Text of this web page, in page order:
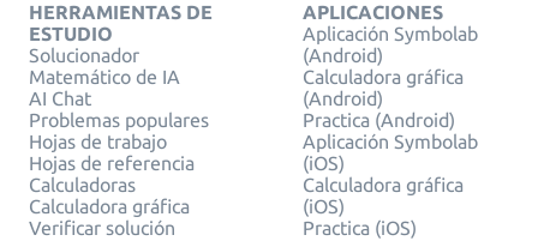
HERRAMIENTAS DE
ESTUDIO
Solucionador
Matemático de IA
AI Chat
Problemas populares
Hojas de trabajo
Hojas de referencia
Calculadoras
Calculadora gráfica
Verificar solución
APLICACIONES
Aplicación Symbolab
(Android)
Calculadora gráfica
(Android)
Practica (Android)
Aplicación Symbolab
(iOS)
Calculadora gráfica
(iOS)
Practica (iOS)